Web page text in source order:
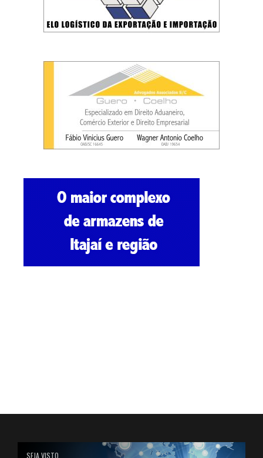
SEJA VISTO